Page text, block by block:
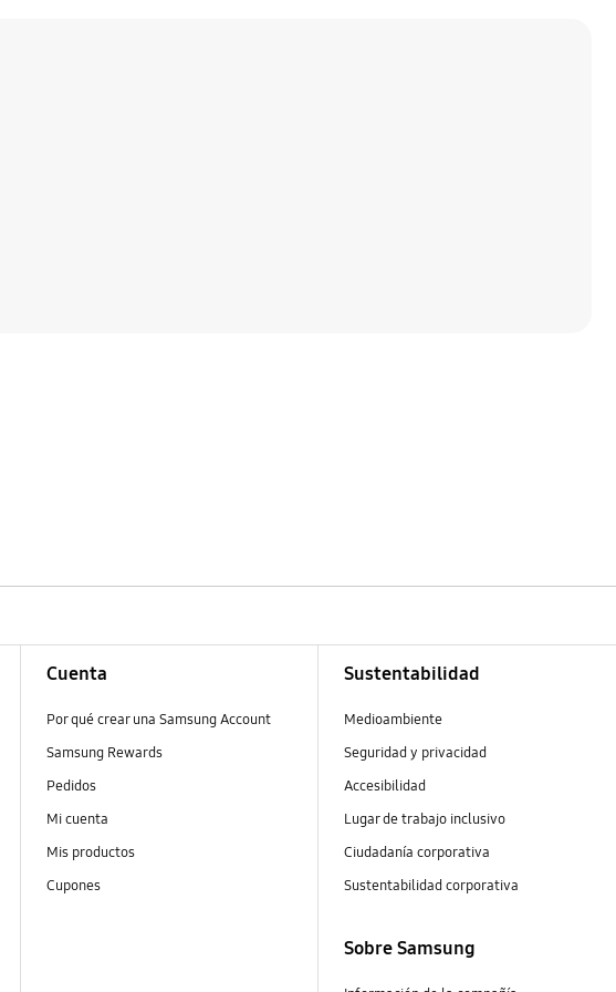
Cuenta
Por qué crear una Samsung Account
Samsung Rewards
Pedidos
Mi cuenta
Mis productos
Cupones
Sustentabilidad
Medioambiente
Seguridad y privacidad
Accesibilidad
Lugar de trabajo inclusivo
Ciudadanía corporativa
Sustentabilidad corporativa
Sobre Samsung